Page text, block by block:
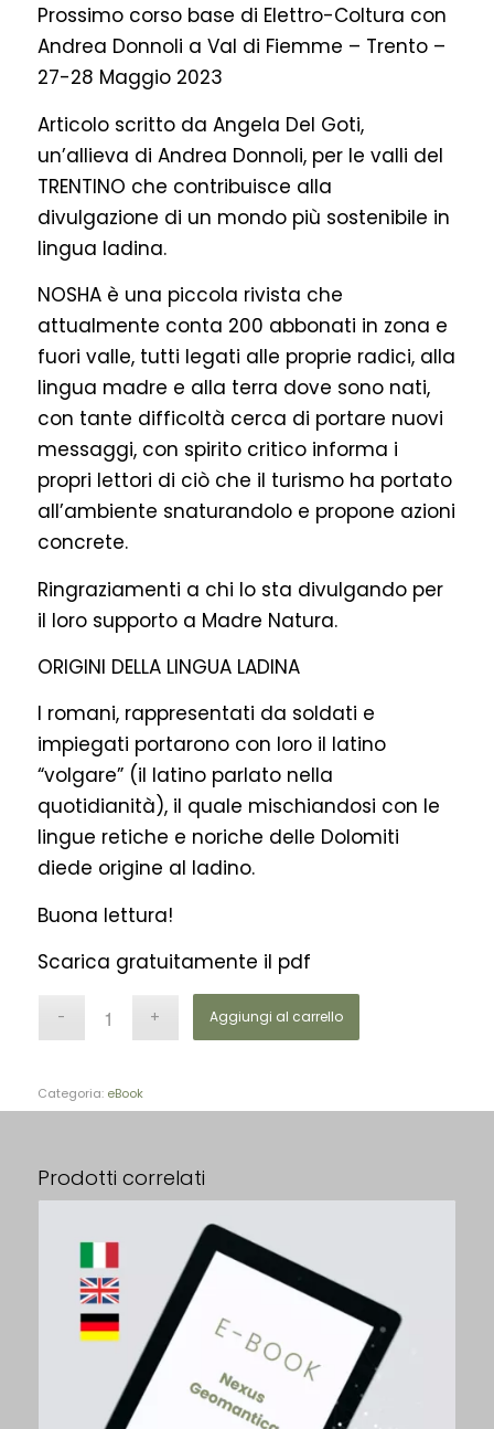
Prossimo corso base di Elettro-Coltura con
Andrea Donnoli a Val di Fiemme – Trento –
27-28 Maggio 2023
Articolo scritto da Angela Del Goti,
un’allieva di Andrea Donnoli, per le valli del
TRENTINO che contribuisce alla
divulgazione di un mondo più sostenibile in
lingua ladina.
NOSHA è una piccola rivista che
attualmente conta 200 abbonati in zona e
fuori valle, tutti legati alle proprie radici, alla
lingua madre e alla terra dove sono nati,
con tante difficoltà cerca di portare nuovi
messaggi, con spirito critico informa i
propri lettori di ciò che il turismo ha portato
all’ambiente snaturandolo e propone azioni
concrete.
Ringraziamenti a chi lo sta divulgando per
il loro supporto a Madre Natura.
ORIGINI DELLA LINGUA LADINA
I romani, rappresentati da soldati e
impiegati portarono con loro il latino
“volgare” (il latino parlato nella
quotidianità), il quale mischiandosi con le
lingue retiche e noriche delle Dolomiti
diede origine al ladino.
Buona lettura!
Scarica gratuitamente il pdf
Aggiungi al carrello
Categoria: eBook
Prodotti correlati